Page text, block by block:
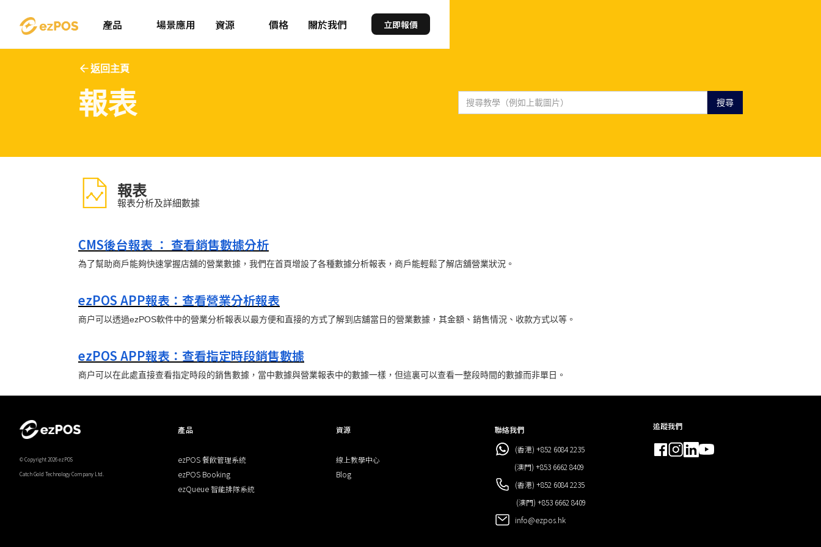
產品 場景應用 資源 價格 關於我們 立即報價
返回主頁
報表
報表
報表分析及詳細數據
CMS後台報表 ： 查看銷售數據分析
為了幫助商戶能夠快速掌握店舖的營業數據，我們在首頁增設了各種數據分析報表，商戶能輕鬆了解店舖營業狀況。
ezPOS APP報表：查看營業分析報表
商户可以透過ezPOS軟件中的營業分析報表以最方便和直接的方式了解到店舖當日的營業數據，其金額、銷售情況、收款方式以等。
ezPOS APP報表：查看指定時段銷售數據
商户可以在此處直接查看指定時段的銷售數據，當中數據與營業報表中的數據一樣，但這裏可以查看一整段時間的數據而非單日。
© Copyright 2026 ezPOS
Catch Gold Technology Company Ltd.
產品
ezPOS 餐飲管理系統
ezPOS Booking
ezQueue 智能排隊系統
資源
線上教學中心
Blog
聯絡我們
(香港) +852 6084 2235
(澳門) +853 6662 8409
(香港) +852 6084 2235
(澳門) +853 6662 8409
info@ezpos.hk
追蹤我們